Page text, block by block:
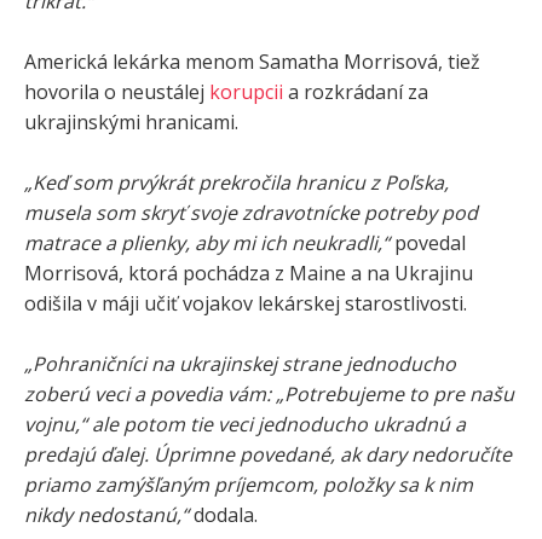
Americká lekárka menom Samatha Morrisová, tiež
hovorila o neustálej korupcii a rozkrádaní za
ukrajinskými hranicami.
„Keď som prvýkrát prekročila hranicu z Poľska,
musela som skryť svoje zdravotnícke potreby pod
matrace a plienky, aby mi ich neukradli,“povedal
Morrisová, ktorá pochádza z Maine a na Ukrajinu
odišila v máji učiť vojakov lekárskej starostlivosti.
„Pohraničníci na ukrajinskej strane jednoducho
zoberú veci a povedia vám: „Potrebujeme to pre našu
vojnu,“ ale potom tie veci jednoducho ukradnú a
predajú ďalej. Úprimne povedané, ak dary nedoručíte
priamo zamýšľaným príjemcom, položky sa k nim
nikdy nedostanú,“dodala.